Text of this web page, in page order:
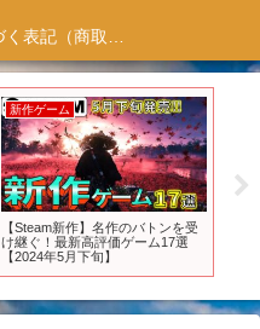
特定商取引法に基づく表記（商取引に関する開示）
新作ゲーム
【Steam新作】名作のバトンを受
け継ぐ！最新高評価ゲーム17選
【2024年5月下旬】